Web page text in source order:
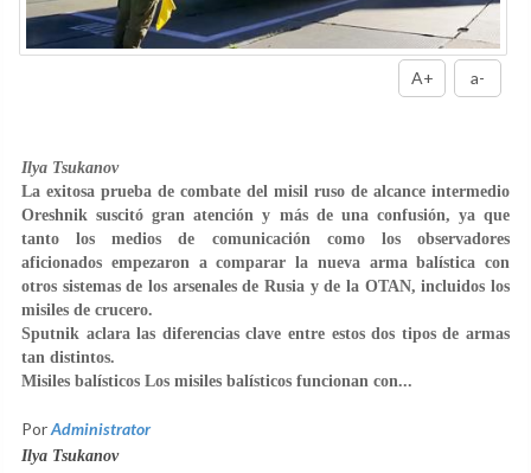
A+ a-
Ilya Tsukanov
La exitosa prueba de combate del misil ruso de alcance intermedio
Oreshnik suscitó gran atención y más de una confusión, ya que
tanto los medios de comunicación como los observadores
aficionados empezaron a comparar la nueva arma balística con
otros sistemas de los arsenales de Rusia y de la OTAN, incluidos los
misiles de crucero.
Sputnik aclara las diferencias clave entre estos dos tipos de armas
tan distintos.
Misiles balísticos Los misiles balísticos funcionan con...
PorAdministrator
Ilya Tsukanov